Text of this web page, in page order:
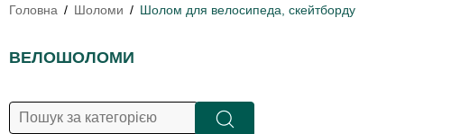
Головна Шоломи Шолом для велосипеда, скейтборду
ВЕЛОШОЛОМИ